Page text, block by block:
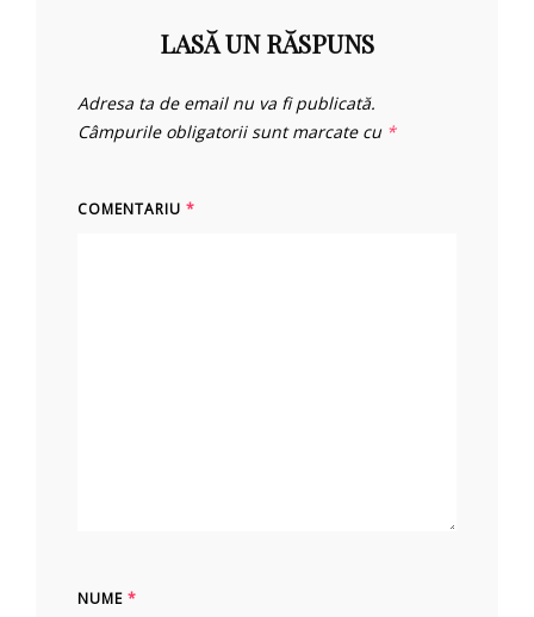
LASĂ UN RĂSPUNS
Adresa ta de email nu va fi publicată.
Câmpurile obligatorii sunt marcate cu *
COMENTARIU *
NUME *